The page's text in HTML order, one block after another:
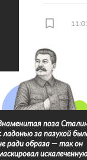
поза
ладонью за пазухой
ради образа — так он